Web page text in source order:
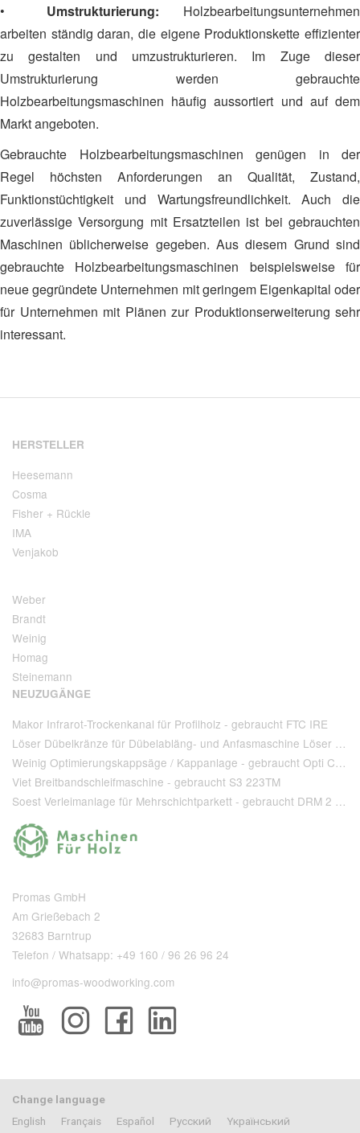
•
Umstrukturierung: Holzbearbeitungsunternehmen
arbeiten ständig daran, die eigene Produktionskette effizienter
zu gestalten und umzustrukturieren. Im Zuge dieser
Umstrukturierung werden gebrauchte
Holzbearbeitungsmaschinen häufig aussortiert und auf dem
Markt angeboten.
Gebrauchte Holzbearbeitungsmaschinen genügen in der
Regel höchsten Anforderungen an Qualität, Zustand,
Funktionstüchtigkeit und Wartungsfreundlichkeit. Auch die
zuverlässige Versorgung mit Ersatzteilen ist bei gebrauchten
Maschinen üblicherweise gegeben. Aus diesem Grund sind
gebrauchte Holzbearbeitungsmaschinen beispielsweise für
neue gegründete Unternehmen mit geringem Eigenkapital oder
für Unternehmen mit Plänen zur Produktionserweiterung sehr
interessant.
HERSTELLER
Heesemann
Cosma
Fisher + Rückle
IMA
Venjakob
Weber
Brandt
Weinig
Homag
Steinemann
NEUZUGÄNGE
Makor Infrarot-Trockenkanal für Profilholz - gebraucht FTC IRE
Löser Dübelkränze für Dübelabläng- und Anfasmaschine Löser Type AA 220 - gebraucht
Weinig Optimierungskappsäge / Kappanlage - gebraucht Opti Cut 90
Viet Breitbandschleifmaschine - gebraucht S3 223TM
Soest Verleimanlage für Mehrschichtparkett - gebraucht DRM 2 1 400 + T 80
Promas GmbH
Am Grießebach 2
32683 Barntrup
Telefon / Whatsapp: +49 160 / 96 26 96 24
info@promas-woodworking.com
Change language
English
Français Español Pусский Yкраїнський